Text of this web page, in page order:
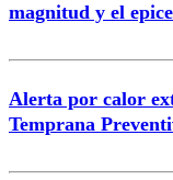
magnitud y el
Alerta por calor
Temprana